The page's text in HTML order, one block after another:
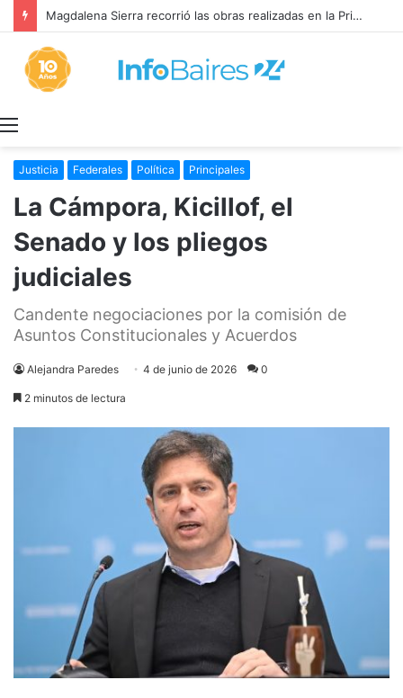
Magdalena Sierra recorrió las obras realizadas en la Primaria 36
Justicia Federales Política Principales
La Cámpora, Kicillof, el
Senado y los pliegos
judiciales
Candente negociaciones por la comisión de
Asuntos Constitucionales y Acuerdos
Alejandra Paredes 4 de junio de 2026 0
2 minutos de lectura